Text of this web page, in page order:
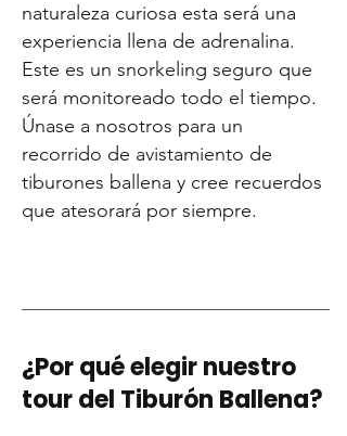
naturaleza curiosa esta será una
experiencia llena de adrenalina.
Este es un snorkeling seguro que
será monitoreado todo el tiempo.
Únase a nosotros para un
recorrido de avistamiento de
tiburones ballena y cree recuerdos
que atesorará por siempre.
¿Por qué elegir nuestro
tour del Tiburón Ballena?